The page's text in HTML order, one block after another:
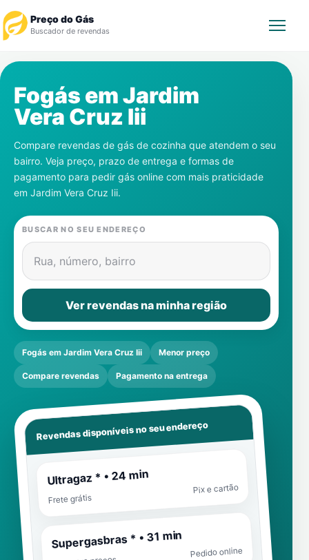
Preço do Gás
Buscador de revendas
Revendedor
Notícias
Cadastre-se
Gás
Contatos
Fogás emJardim
Vera Cruz Iii
Compare revendas de gás de cozinha que atendem o seu
bairro. Veja preço, prazo de entrega e formas de
pagamento para pedir gás online com mais praticidade
em Jardim Vera Cruz Iii.
BUSCAR NO SEU ENDEREÇO
Rua, número, bairro
Ver revendas na minha região
Fogás em Jardim Vera Cruz Iii Menor preço
Compare revendas Pagamento na entrega
Revendas disponíveis no seu endereço
Ultragaz * • 24 min
Frete grátis
Pix e cartão
Supergasbras * • 31 min
Pedido online